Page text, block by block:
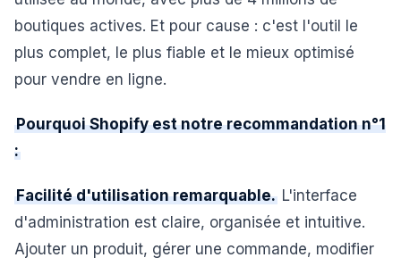
boutiques actives. Et pour cause : c'est l'outil le
plus complet, le plus fiable et le mieux optimisé
pour vendre en ligne.
Pourquoi Shopify est notre recommandation n°1
:
Facilité d'utilisation remarquable. L'interface
d'administration est claire, organisée et intuitive.
Ajouter un produit, gérer une commande, modifier